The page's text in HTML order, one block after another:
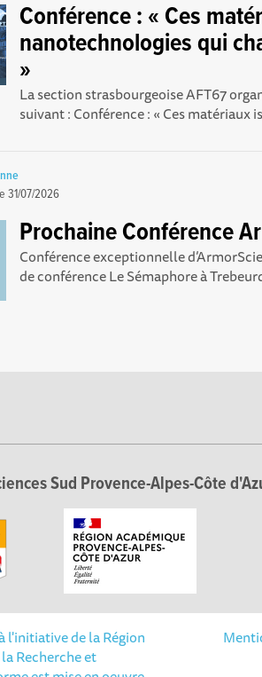
Conférence : « Ces
nanotechnologies qui
»
La section strasbourgeoise AFT67
suivant : Conférence : « Ces matériaux
31/07/2026
Prochaine Conférence
Conférence exceptionnelle
de conférence Le Sémaphore à
Sud Provence-Alpes-Côte
l'initiative de la Région
Recherche et